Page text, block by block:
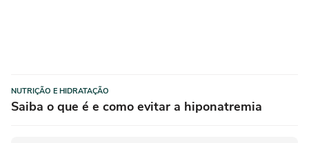
NUTRIÇÃO E HIDRATAÇÃO
Saiba o que é e como evitar a hiponatremia